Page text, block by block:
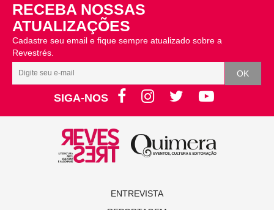
RECEBA NOSSAS
ATUALIZAÇÕES
Cadastre seu email e fique sempre atualizado sobre a
Revestrés.
SIGA-NOS
ENTREVISTA